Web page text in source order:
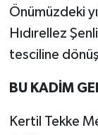
Önümüzdeki
Hıdırellez
tesciline
BU KADİM
Kertil Tekke